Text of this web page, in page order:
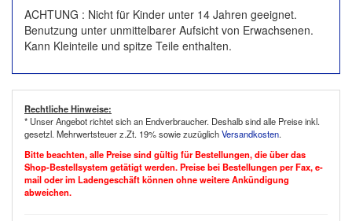
ACHTUNG : Nicht für Kinder unter 14 Jahren geeignet.
Benutzung unter unmittelbarer Aufsicht von Erwachsenen.
Kann Kleinteile und spitze Teile enthalten.
Rechtliche Hinweise:
* Unser Angebot richtet sich an Endverbraucher. Deshalb sind alle Preise inkl.
gesetzl. Mehrwertsteuer z.Zt. 19% sowie zuzüglichVersandkosten.
Bitte beachten, alle Preise sind gültig für Bestellungen, die über das
Shop-Bestellsystem getätigt werden. Preise bei Bestellungen per Fax, e-
mail oder im Ladengeschäft können ohne weitere Ankündigung
abweichen.